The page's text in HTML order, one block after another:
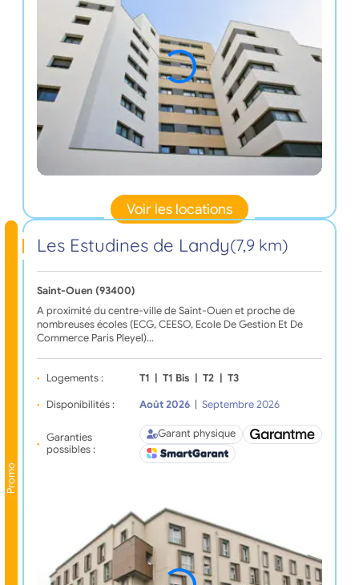
Voir les locations
Promo
Les Estudines de Landy(7,9 km)
Saint-Ouen (93400)
A proximité du centre-ville de Saint-Ouen et proche de
nombreuses écoles (ECG, CEESO, Ecole De Gestion Et De
Commerce Paris Pleyel)…
Logements : T1 | T1 Bis | T2 | T3
Disponibilités : Août 2026 | Septembre 2026
Garanties
possibles :
Garant physique